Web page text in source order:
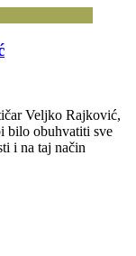
Veljko Rajković,
bilo obuhvatiti sve
i na taj način